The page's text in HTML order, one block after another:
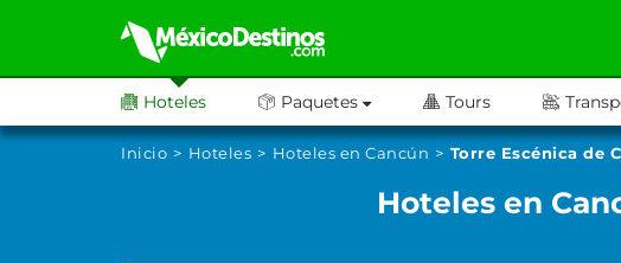
Hoteles Paquetes Tours
Inicio Hoteles Hoteles en Cancún Torre Escénica de
Hoteles en